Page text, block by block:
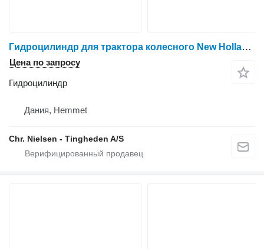
Гидроцилиндр для трактора колесного New Holland T6
Цена по запросу
Гидроцилиндр
Дания, Hemmet
Chr. Nielsen - Tingheden A/S